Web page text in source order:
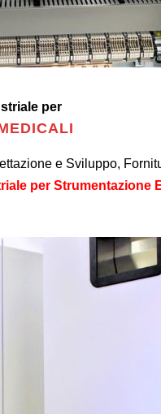
per
e Sviluppo,
per Strumentazione